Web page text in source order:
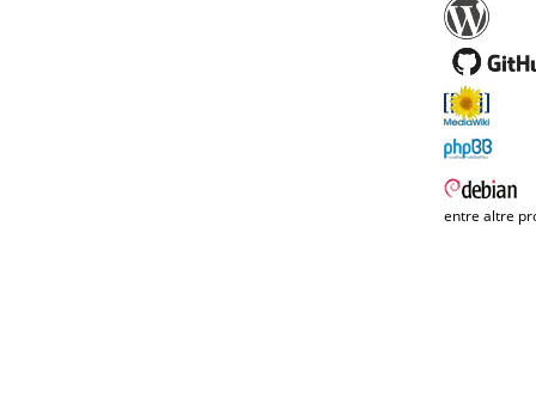
entre altre